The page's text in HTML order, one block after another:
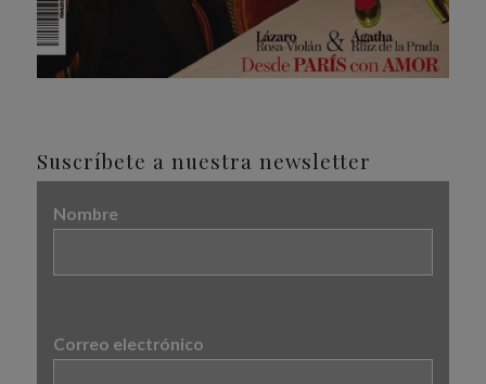
Suscríbete a nuestra newsletter
Nombre
Correo electrónico